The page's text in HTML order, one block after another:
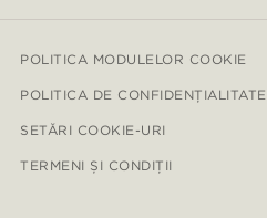
POLITICA MODULELOR COOKIE
POLITICA DE CONFIDENȚIALITATE
SETĂRI COOKIE-URI
TERMENI ȘI CONDIȚII